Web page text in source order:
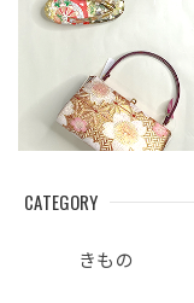
CATEGORY
きもの